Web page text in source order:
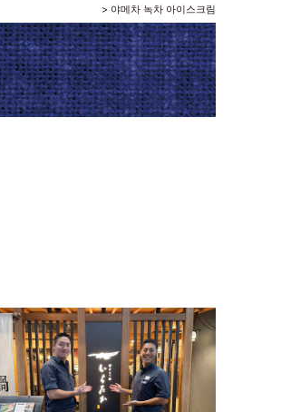
> 야메차 녹차 아이스크림